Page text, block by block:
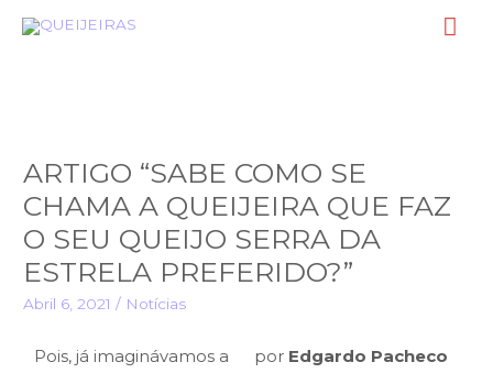
ARTIGO “SABE COMO SE
CHAMA A QUEIJEIRA QUE FAZ
O SEU QUEIJO SERRA DA
ESTRELA PREFERIDO?”
Abril 6, 2021 / Notícias
Pois, já imaginávamos a
por Edgardo Pacheco